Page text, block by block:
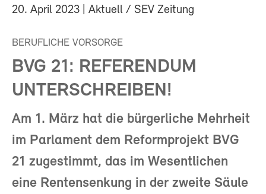
20. April 2023 | Aktuell / SEV Zeitung
BERUFLICHE VORSORGE
BVG 21: REFERENDUM
UNTERSCHREIBEN!
Am 1. März hat die bürgerliche Mehrheit
im Parlament dem Reformprojekt BVG
21 zugestimmt, das im Wesentlichen
eine Rentensenkung in der zweite Säule